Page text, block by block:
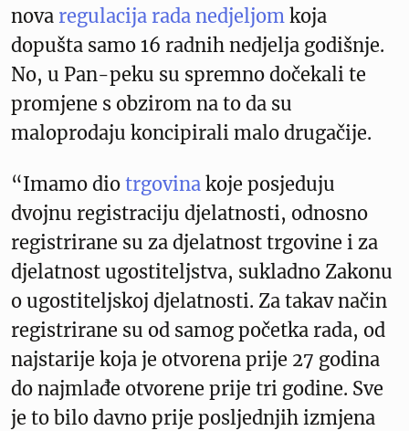
nova regulacija rada nedjeljom koja
dopušta samo 16 radnih nedjelja godišnje.
No, u Pan-peku su spremno dočekali te
promjene s obzirom na to da su
maloprodaju koncipirali malo drugačije.
“Imamo dio trgovina koje posjeduju
dvojnu registraciju djelatnosti, odnosno
registrirane su za djelatnost trgovine i za
djelatnost ugostiteljstva, sukladno Zakonu
o ugostiteljskoj djelatnosti. Za takav način
registrirane su od samog početka rada, od
najstarije koja je otvorena prije 27 godina
do najmlađe otvorene prije tri godine. Sve
je to bilo davno prije posljednjih izmjena